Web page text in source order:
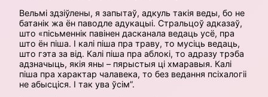
Вельмі здзіўлены, я запытаў, адкуль такія веды, бо не
батанік жа ён паводле адукацыі. Стральцоў адказаў,
што «пісьменнік павінен дасканала ведаць усё, пра
што ён піша. І калі піша пра траву, то мусіць ведаць,
што гэта за від. Калі піша пра аблокі, то адразу трэба
адзначыць, якія яны – пярыстыя ці хмаравыя. Калі
піша пра характар чалавека, то без ведання псіхалогіі
не абысціся. І так ува ўсім”.